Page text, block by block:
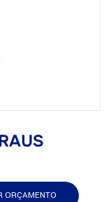
ORÇAMENTO